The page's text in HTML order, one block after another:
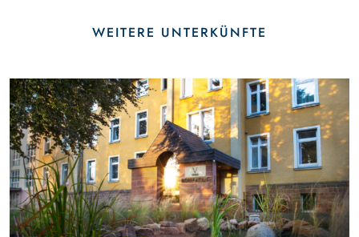
WEITERE UNTERKÜNFTE